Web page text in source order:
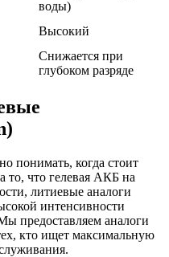
воды)
Высокий
Снижается при
глубоком разряде
понимать, когда стоит
то, что гелевая АКБ на
литиевые аналоги
интенсивности
предоставляем аналоги
кто ищет максимальную